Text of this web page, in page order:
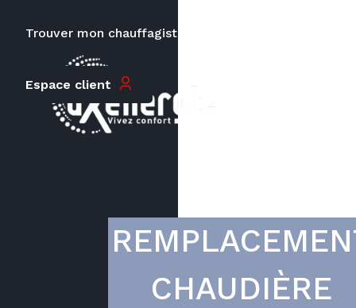
Trouver mon chauffagiste
Espace client
CHAUDIÈRE